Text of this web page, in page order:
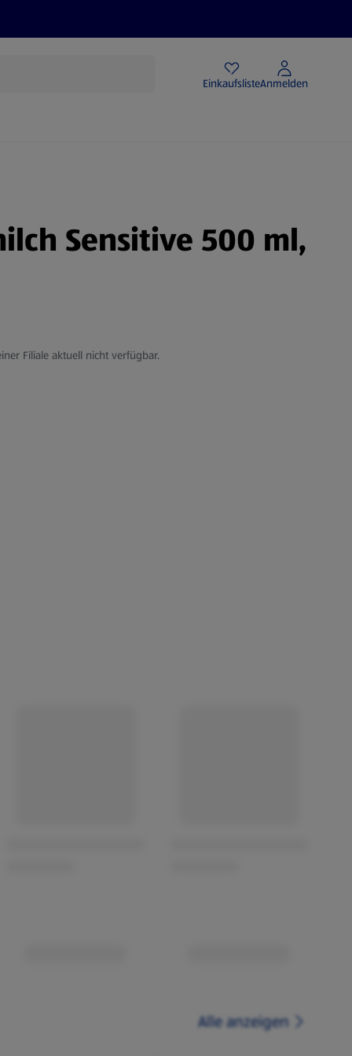
EinkaufslisteAnmelden
Sensitive 500 ml,
Filiale aktuell nicht verfügbar.
Alle anzeigen